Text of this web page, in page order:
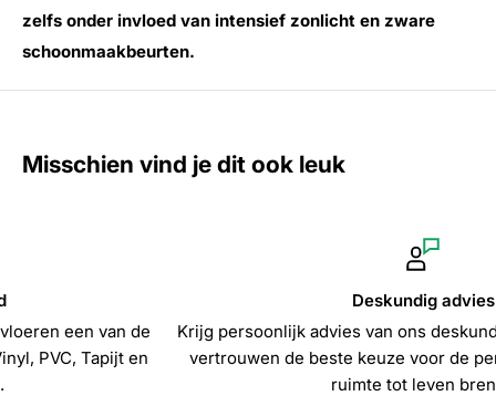
zelfs onder invloed van intensief zonlicht en zware
schoonmaakbeurten.
Misschien vind je dit ook leuk
Krijg persoonlijk advies van ons deskundige team en maak
vertrouwen de beste keuze voor de perfecte vloer die jouw
ruimte tot leven brengt!